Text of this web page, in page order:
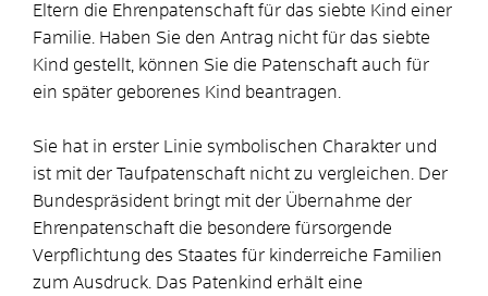
Eltern die Ehrenpatenschaft für das siebte Kind einer
Familie.
Haben Sie den Antrag nicht für das siebte
Kind gestellt, können Sie die Patenschaft auch für
ein später geborenes Kind beantragen.
Sie hat in erster Linie symbolischen Charakter und
ist mit der Taufpatenschaft nicht zu vergleichen. Der
Bundespräsident bringt mit der Übernahme der
Ehrenpatenschaft die besondere fürsorgende
Verpflichtung des Staates für kinderreiche Familien
zum Ausdruck. Das Patenkind erhält eine